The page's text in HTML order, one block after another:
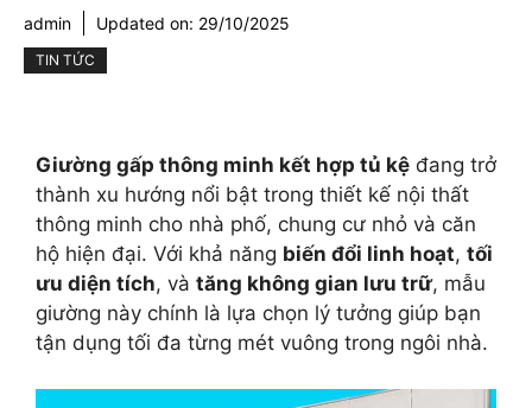
admin Updated on: 29/10/2025
TIN TỨC
Giường gấp thông minh kết hợp tủ kệ đang trở
thành xu hướng nổi bật trong thiết kế nội thất
thông minh cho nhà phố, chung cư nhỏ và căn
hộ hiện đại. Với khả năng biến đổi linh hoạt, tối
ưu diện tích, và tăng không gian lưu trữ, mẫu
giường này chính là lựa chọn lý tưởng giúp bạn
tận dụng tối đa từng mét vuông trong ngôi nhà.